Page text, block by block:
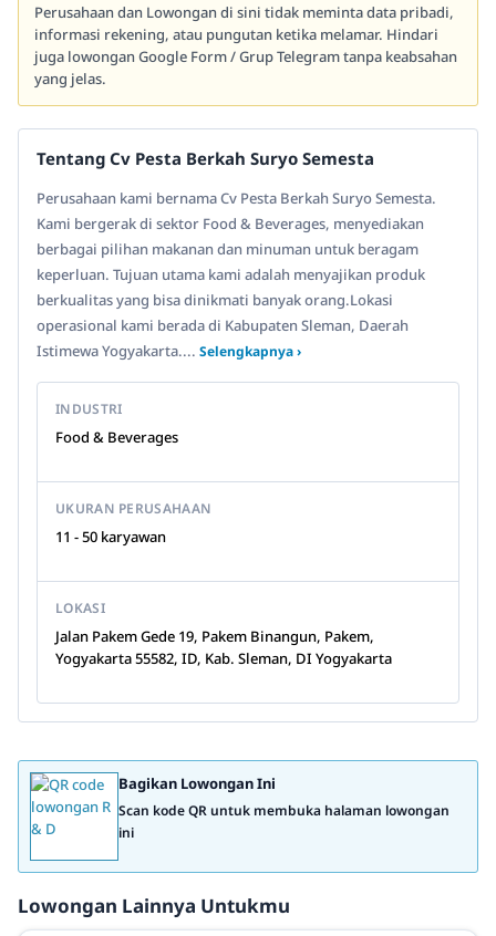
Perusahaan dan Lowongan di sini tidak meminta data pribadi,
informasi rekening, atau pungutan ketika melamar. Hindari
juga lowongan Google Form / Grup Telegram tanpa keabsahan
yang jelas.
Tentang Cv Pesta Berkah Suryo Semesta
Perusahaan kami bernama Cv Pesta Berkah Suryo Semesta.
Kami bergerak di sektor Food & Beverages, menyediakan
berbagai pilihan makanan dan minuman untuk beragam
keperluan. Tujuan utama kami adalah menyajikan produk
berkualitas yang bisa dinikmati banyak orang.Lokasi
operasional kami berada di Kabupaten Sleman, Daerah
Istimewa Yogyakarta.... Selengkapnya ›
INDUSTRI
Food & Beverages
UKURAN PERUSAHAAN
11 - 50 karyawan
LOKASI
Jalan Pakem Gede 19, Pakem Binangun, Pakem,
Yogyakarta 55582, ID, Kab. Sleman, DI Yogyakarta
Bagikan Lowongan Ini
Scan kode QR untuk membuka halaman lowongan
ini
Lowongan Lainnya Untukmu